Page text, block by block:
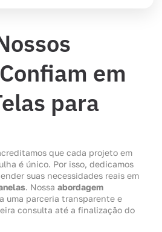
em
para
que cada projeto em
é único. Por isso, dedicamos
suas necessidades reais em
. Nossa abordagem
uma parceria transparente e
consulta até a finalização do